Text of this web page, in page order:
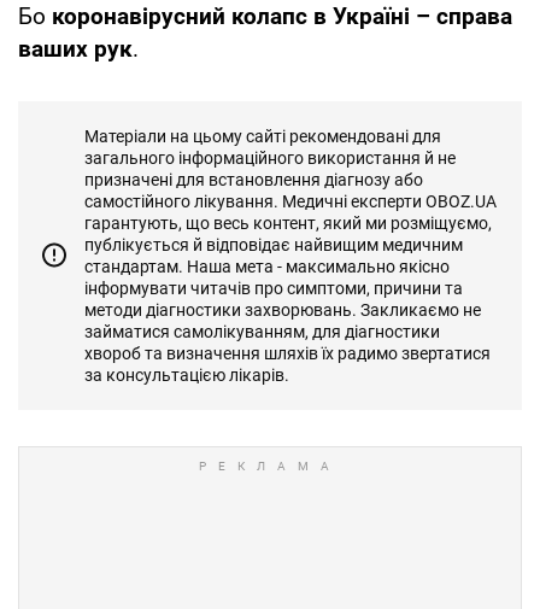
Бо коронавірусний колапс в Україні – справа
ваших рук.
Матеріали на цьому сайті рекомендовані для
загального інформаційного використання й не
призначені для встановлення діагнозу або
самостійного лікування. Медичні експерти OBOZ.UA
гарантують, що весь контент, який ми розміщуємо,
публікується й відповідає найвищим медичним
стандартам. Наша мета - максимально якісно
інформувати читачів про симптоми, причини та
методи діагностики захворювань. Закликаємо не
займатися самолікуванням, для діагностики
хвороб та визначення шляхів їх радимо звертатися
за консультацією лікарів.